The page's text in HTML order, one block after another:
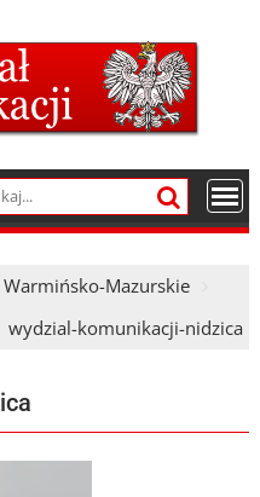
Warmińsko-Mazurskie
wydzial-komunikacji-nidzica